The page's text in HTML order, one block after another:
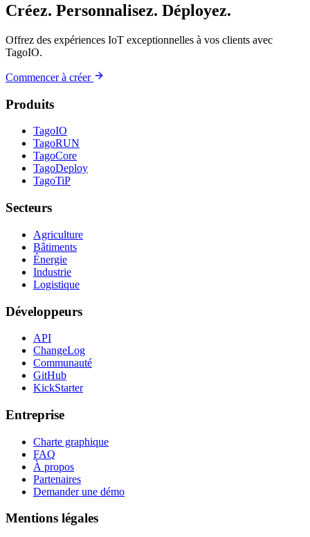
Créez. Personnalisez. Déployez.
Offrez des expériences IoT exceptionnelles à vos clients avec
TagoIO.
Commencer à créer
Produits
TagoIO
TagoRUN
TagoCore
TagoDeploy
TagoTiP
Secteurs
Agriculture
Bâtiments
Énergie
Industrie
Logistique
Développeurs
API
ChangeLog
Communauté
GitHub
KickStarter
Entreprise
Charte graphique
FAQ
À propos
Partenaires
Demander une démo
Mentions légales